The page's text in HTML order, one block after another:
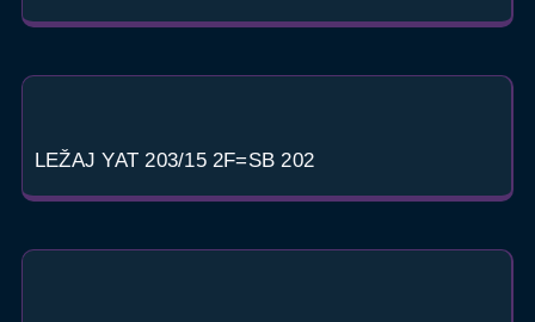
LEŽAJ YAT 203/15 2F=SB 202